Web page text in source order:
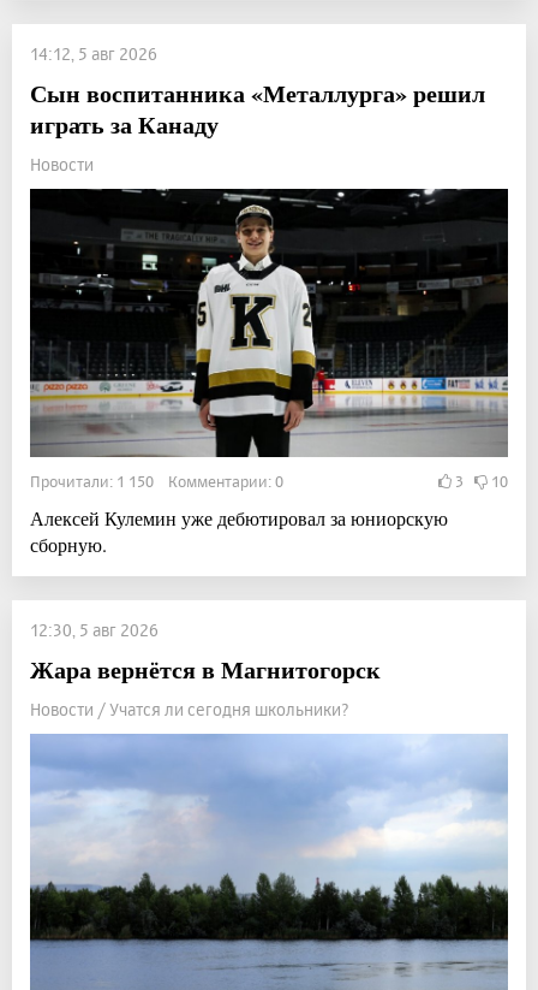
14:12, 5 авг 2026
Сын воспитанника «Металлурга» решил
играть за Канаду
Новости
Прочитали: 1 150 Комментарии: 0 3 10
Алексей Кулемин уже дебютировал за юниорскую
сборную.
12:30, 5 авг 2026
Жара вернётся в Магнитогорск
Новости / Учатся ли сегодня школьники?